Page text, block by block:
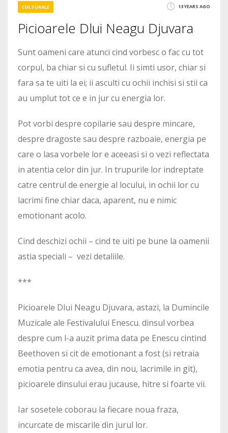
CULTURALE 13 YEARS AGO
Picioarele Dlui Neagu Djuvara
Sunt oameni care atunci cind vorbesc o fac cu tot
corpul, ba chiar si cu sufletul. Ii simti usor, chiar si
fara sa te uiti la ei; ii asculti cu ochii inchisi si stii ca
au umplut tot ce e in jur cu energia lor.
Pot vorbi despre copilarie sau despre mincare,
despre dragoste sau despre razboaie, energia pe
care o lasa vorbele lor e aceeasi si o vezi reflectata
in atentia celor din jur. In trupurile lor indreptate
catre centrul de energie al locului, in ochii lor cu
lacrimi fine chiar daca, aparent, nu e nimic
emotionant acolo.
Cind deschizi ochii – cind te uiti pe bune la oamenii
astia speciali – vezi detaliile.
***
Picioarele Dlui Neagu Djuvara, astazi, la Dumincile
Muzicale ale Festivalului Enescu. dinsul vorbea
despre cum l-a auzit prima data pe Enescu cintind
Beethoven si cit de emotionant a fost (si retraia
emotia pentru ca avea, din nou, lacrimile in git),
picioarele dinsului erau jucause, hitre si foarte vii.
Iar sosetele coborau la fiecare noua fraza,
incurcate de miscarile din jurul lor.